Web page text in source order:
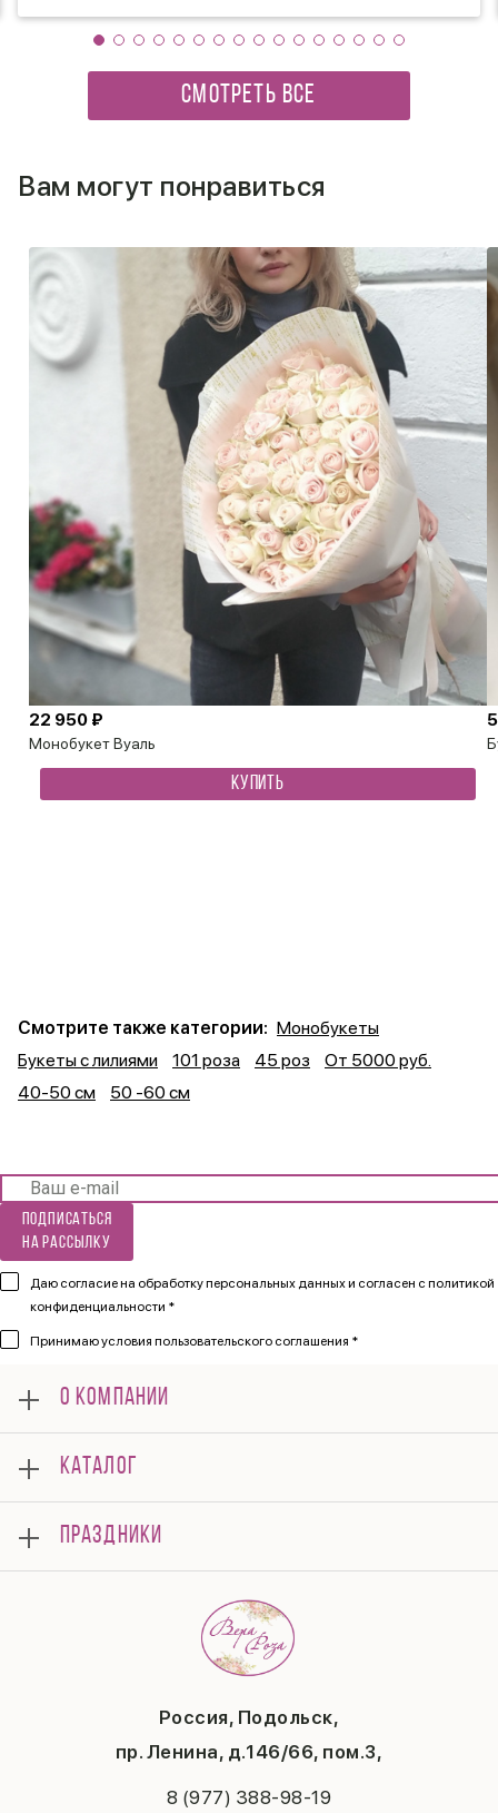
СМОТРЕТЬ ВСЕ
Вам могут понравиться
Монобукет Вуаль
22 950 ₽
КУПИТЬ
Смотрите также категории: Монобукеты
Букеты с лилиями
101 роза 45 роз
От 5000 руб.
40-50 см
50 -60 см
Подписаться
на рассылку
Даю согласие на обработку персональных данных и согласен с политикой
конфиденциальности *
Принимаюусловия пользовательского соглашения *
Россия, Подольск,
пр. Ленина, д.146/66, пом.3,
8 (977) 388-98-19
О КОМПАНИИ
Мероприятия
Корпоративным клиентам
Оплата
Доставка
Отзывы
Политика конфиденциальности
КАТАЛОГ
Композиции
Подарки
ПРАЗДНИКИ
Последний звонок